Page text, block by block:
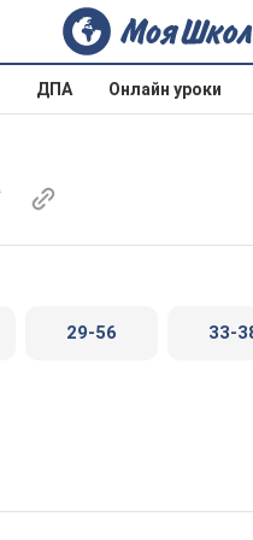
ДПА Онлайн уроки
29-56 33-